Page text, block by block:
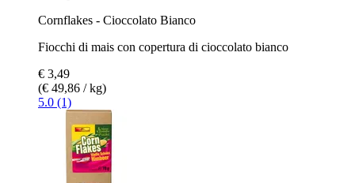
Cornflakes - Cioccolato Bianco
Fiocchi di mais con copertura di cioccolato bianco
€ 3,49
(€ 49,86 / kg)
5.0 (1)